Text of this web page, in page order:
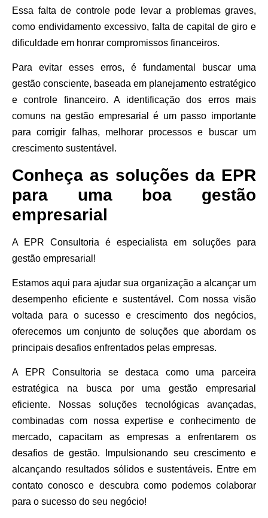
Essa falta de controle pode levar a problemas graves,
como endividamento excessivo, falta de capital de giro e
dificuldade em honrar compromissos financeiros.
Para evitar esses erros, é fundamental buscar uma
gestão consciente, baseada em planejamento estratégico
e controle financeiro. A identificação dos erros mais
comuns na gestão empresarial é um passo importante
para corrigir falhas, melhorar processos e buscar um
crescimento sustentável.
Conheça as soluções da EPR
para uma boa gestão
empresarial
A EPR Consultoria é especialista em soluções para
gestão empresarial!
Estamos aqui para ajudar sua organização a alcançar um
desempenho eficiente e sustentável. Com nossa visão
voltada para o sucesso e crescimento dos negócios,
oferecemos um conjunto de soluções que abordam os
principais desafios enfrentados pelas empresas.
A EPR Consultoria se destaca como uma parceira
estratégica na busca por uma gestão empresarial
eficiente. Nossas soluções tecnológicas avançadas,
combinadas com nossa expertise e conhecimento de
mercado, capacitam as empresas a enfrentarem os
desafios de gestão. Impulsionando seu crescimento e
alcançando resultados sólidos e sustentáveis. Entre em
contato conosco e descubra como podemos colaborar
para o sucesso do seu negócio!